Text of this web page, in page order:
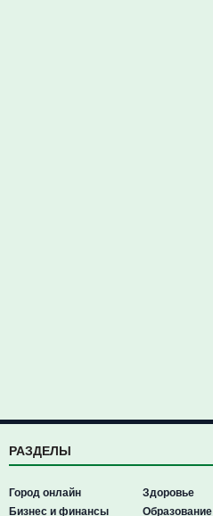
РАЗДЕЛЫ
Город онлайн
Бизнес и финансы
Здоровье
Образование